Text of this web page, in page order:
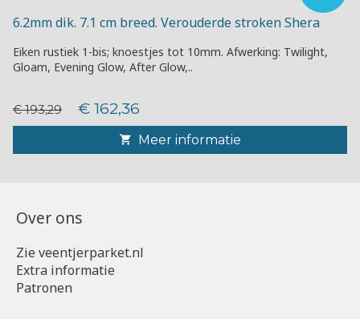
6.2mm dik. 7.1 cm breed. Verouderde stroken Shera
Eiken rustiek 1-bis; knoestjes tot 10mm. Afwerking: Twilight,
Gloam, Evening Glow, After Glow,..
€ 193,29 € 162,36
Meer informatie
Over ons
Zie veentjerparket.nl
Extra informatie
Patronen